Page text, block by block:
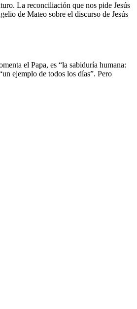
La reconciliación que nos pide Jesús
de Mateo sobre el discurso de Jesús
el Papa, es “la sabiduría humana:
ejemplo de todos los días”. Pero